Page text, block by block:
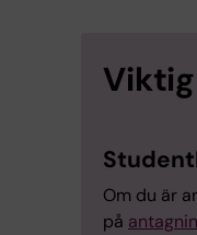
Om du är
på